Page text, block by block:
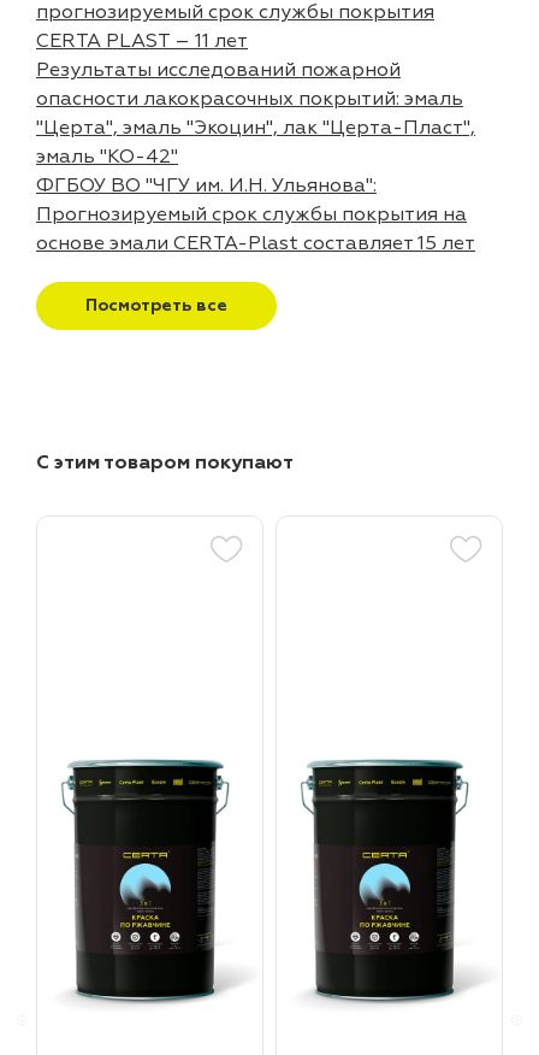
прогнозируемый срок службы покрытия
CERTA PLAST – 11 лет
Результаты исследований пожарной
опасности лакокрасочных покрытий: эмаль
"Церта", эмаль "Экоцин", лак "Церта-Пласт",
эмаль "КО-42"
ФГБОУ ВО "ЧГУ им. И.Н. Ульянова":
Прогнозируемый срок службы покрытия на
основе эмали CERTA-Plast составляет 15 лет
Посмотреть все
С этим товаром покупают